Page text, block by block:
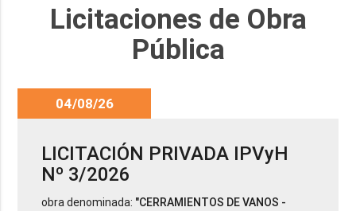
Licitaciones de Obra
Pública
04/08/26
LICITACIÓN PRIVADA IPVyH
Nº 3/2026
obra denominada: "CERRAMIENTOS DE VANOS -